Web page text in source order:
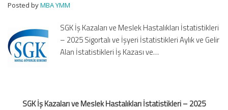
ve
Hastalıkları
İstatistikleri
–
Posted byMBA YMM
SGK İş Kazaları ve Meslek Hastalıkları İstatistikleri
– 2025 Sigortalı ve İşyeri İstatistikleri Aylık ve Gelir
Alan İstatistikleri İş Kazası ve…
SGK İş Kazaları ve Meslek Hastalıkları İstatistikleri – 2025